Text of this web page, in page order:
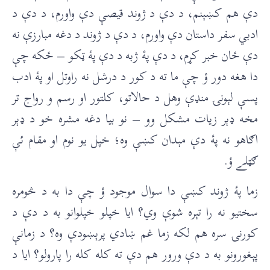
دې هم کښېنم، د دې د ژوند قیصې دې واورم، د دې د
ادبي سفر داستان دې واورم، د دې د ژوند د دغه مبارزې نه
دې ځان خبر کړم، د دې پۀ ژبه د دې پۀ ټکو – ځکه چې
دا هغه دور ؤ چې ما ته د کور د درشل نه راوتل او پۀ ادب
پسې لېونۍ منډې وهل د حالاتو، کلتور او رسم و رواج تر
مخه ډېر زیات مشکل وو – نو بیا دغه مشره خو د ډېر
اګاهو نه پۀ دې مېدان کښې وه؛ خپل یو نوم او مقام ئې
ګټلے ؤ.
زما پۀ ژوند کښې دا سوال موجود ؤ چې دا به د څومره
سختیو نه را تېره شوې وي؟ ایا خپلو خپلوانو به د دې د
کورنۍ سره هم لکه زما غم ښادي پرېښودې وه؟ د زمانې
پېغورونو به د دې ورور هم دې ته کله کله را پارولو؟ ایا د